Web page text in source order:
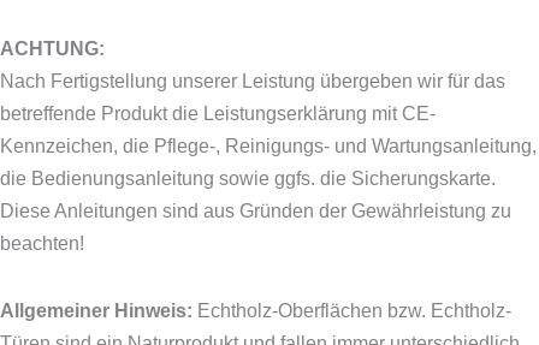
ACHTUNG:
Nach Fertigstellung unserer Leistung übergeben wir für das
betreffende Produkt die Leistungserklärung mit CE-
Kennzeichen, die Pflege-, Reinigungs- und Wartungsanleitung,
die Bedienungsanleitung sowie ggfs. die Sicherungskarte.
Diese Anleitungen sind aus Gründen der Gewährleistung zu
beachten!
Allgemeiner Hinweis: Echtholz-Oberflächen bzw. Echtholz-